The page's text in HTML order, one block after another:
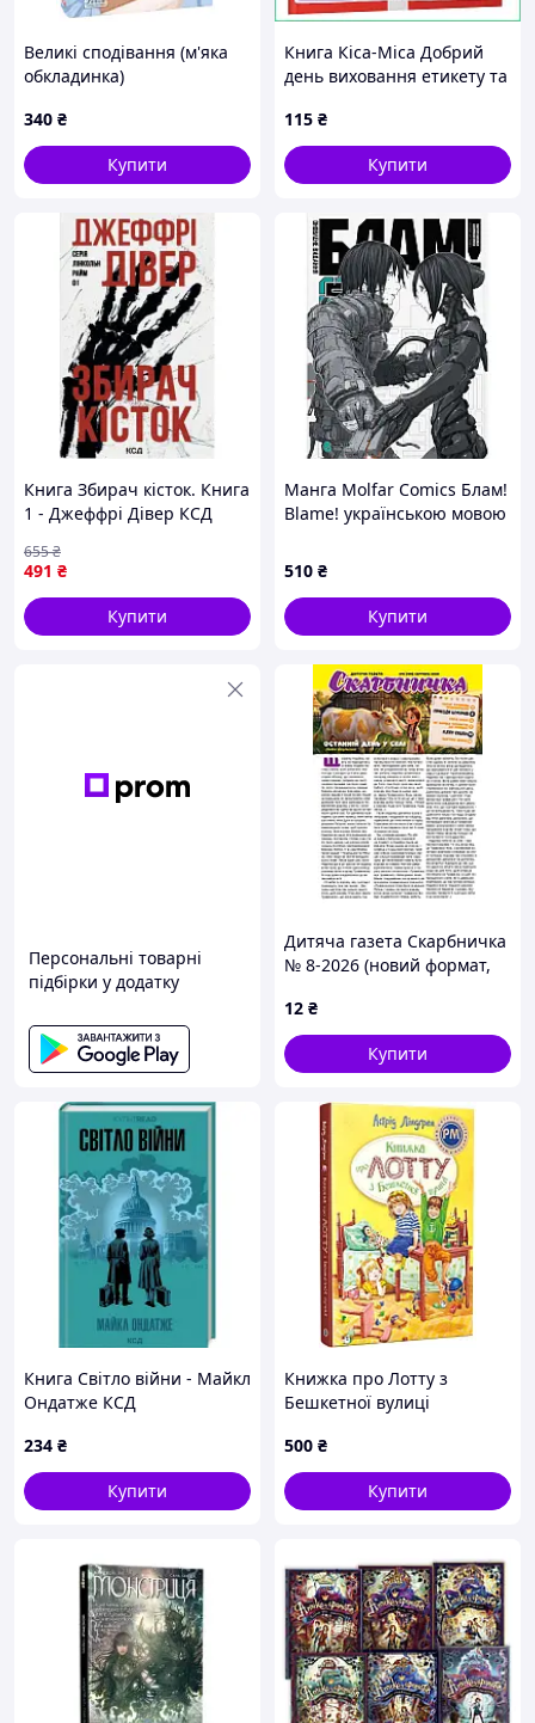
Великі сподівання (м'яка
обкладинка)
340 ₴
Купити
Книга Кіса-Міса Добрий
день виховання етикету та
та будинку повчальна
казка
115 ₴
Купити
Книга Збирач кісток. Книга
1 - Джеффрі Дівер КСД
491 ₴
655₴
Купити
Манга Molfar Comics Блам!
Blame! українською мовою
510 ₴
Купити
Персональні товарні
підбірки у додатку
Дитяча газета Скарбничка
№ 8-2026 (новий формат,
12 ₴
Купити
Книга Світло війни - Майкл
Ондатже КСД
234 ₴
Купити
Книжка про Лотту з
Бешкетної вулиці
500 ₴
Купити